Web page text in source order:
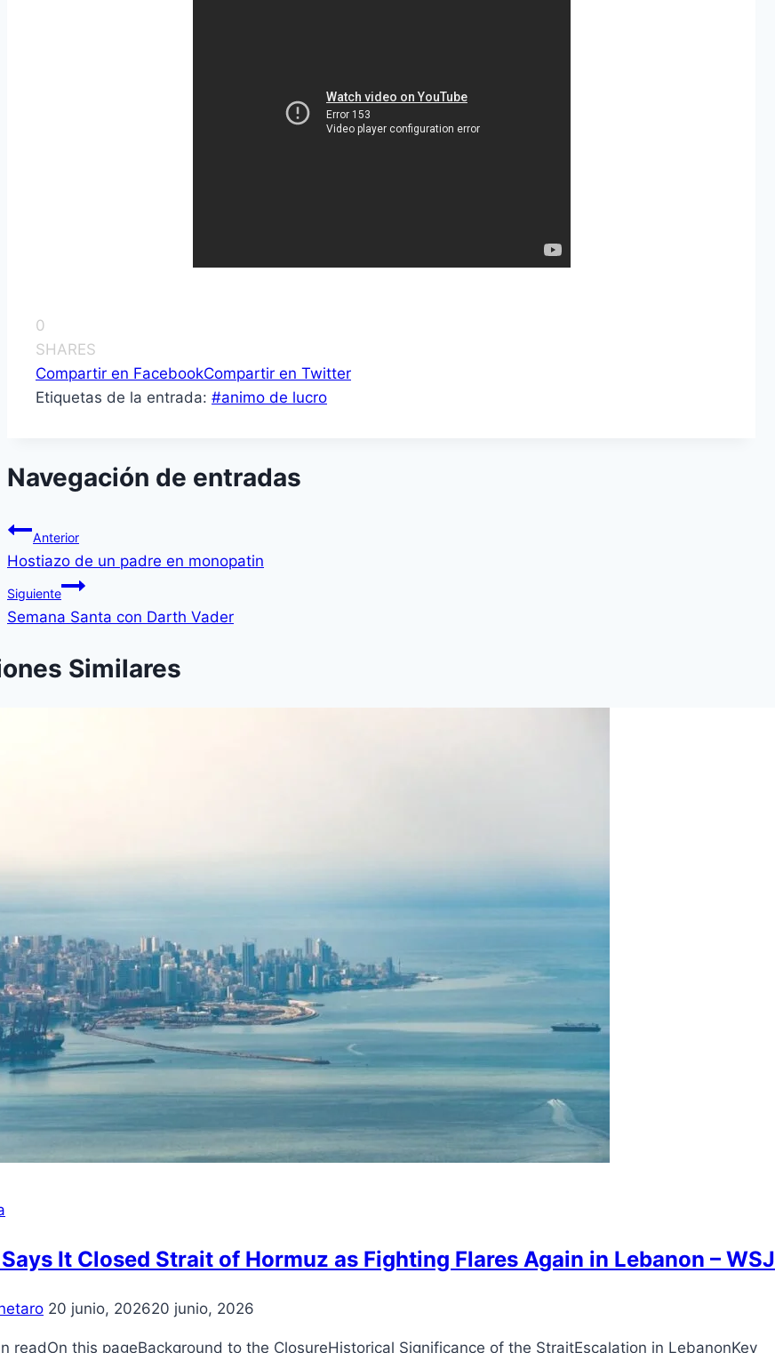
0
SHARES
Compartir en FacebookCompartir en Twitter
Etiquetas de la entrada: #animo de lucro
Navegación de entradas
Anterior
Hostiazo de un padre en monopatin
Siguiente
Semana Santa con Darth Vader
Similares
It Closed Strait of Hormuz as Fighting Flares Again in Lebanon – WSJ
20 junio, 202620 junio, 2026
readOn this pageBackground to the ClosureHistorical Significance of the StraitEscalation in LebanonKey